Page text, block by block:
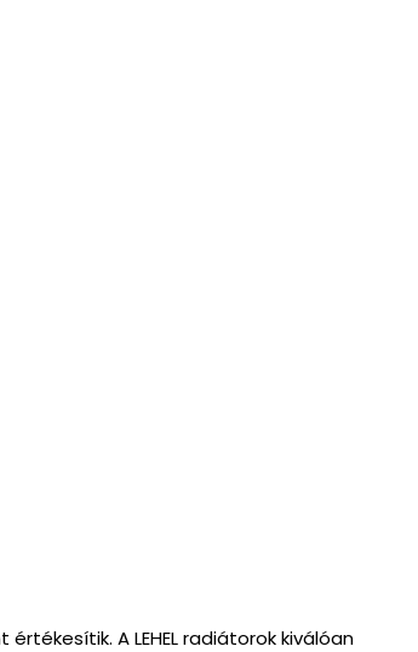
A LEHEL radiátorok kiválóan